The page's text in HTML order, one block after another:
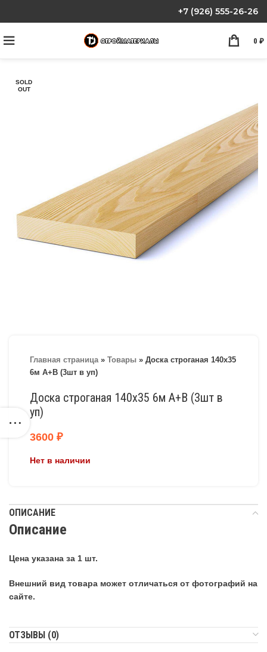
+7 (926) 555-26-26
0 ₽
SOLD
OUT
Главная страница» Товары » Доска строганая 140х35
6м А+В (3шт в уп)
Доска строганая 140х35 6м А+В (3шт в
уп)
3600 ₽
Нет в наличии
ОПИСАНИЕ
Описание
Цена указана за 1 шт.
Внешний вид товара может отличаться от фотографий на
сайте.
ОТЗЫВЫ (0)